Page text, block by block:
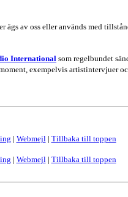
av oss eller används med
International som regelbundet
exempelvis artistintervjuer
| Webmejl | Tillbaka till toppen
| Webmejl | Tillbaka till toppen